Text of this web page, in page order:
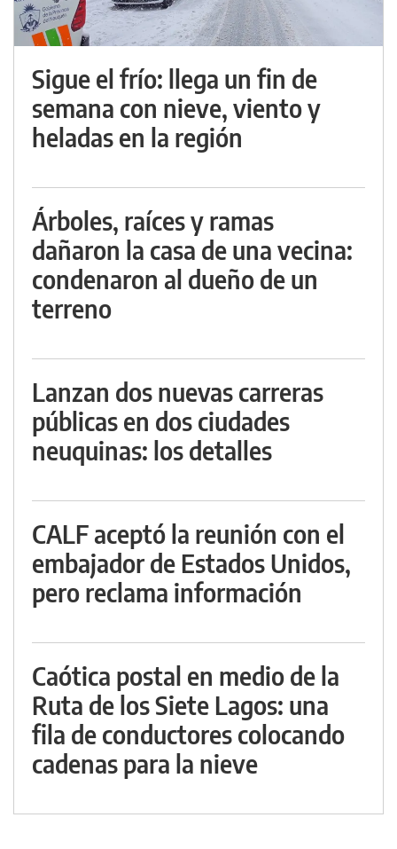
Sigue el frío: llega un fin de
semana con nieve, viento y
heladas en la región
Árboles, raíces y ramas
dañaron la casa de una vecina:
condenaron al dueño de un
terreno
Lanzan dos nuevas carreras
públicas en dos ciudades
neuquinas: los detalles
CALF aceptó la reunión con el
embajador de Estados Unidos,
pero reclama información
Caótica postal en medio de la
Ruta de los Siete Lagos: una
fila de conductores colocando
cadenas para la nieve